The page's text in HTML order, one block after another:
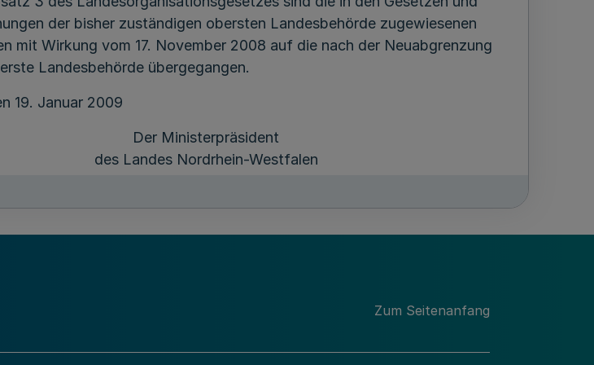
der bisher zuständigen obersten Landesbehörde zugewiesenen
mit Wirkung vom 17. November 2008 auf die nach der Neuabgrenzung
Landesbehörde übergegangen.
19. Januar 2009
Der Ministerpräsident
des Landes Nordrhein-Westfalen
Zum Seitenanfang